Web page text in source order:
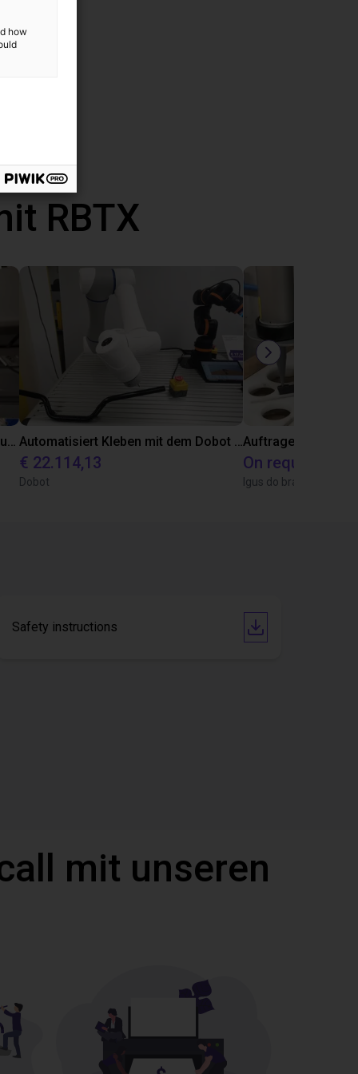
RBTX
Automatisiertes Labeln mit igus Raumpotal Roboter Automatisiert Kleben mit dem Dobot CR5A
€ 22.114,13
Dobot
Auftragen von
On request
Igus do brasil
Safety instructions
mit unseren
how